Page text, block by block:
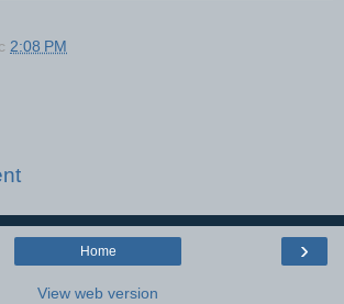
2:08 PM
›
Home
View web version